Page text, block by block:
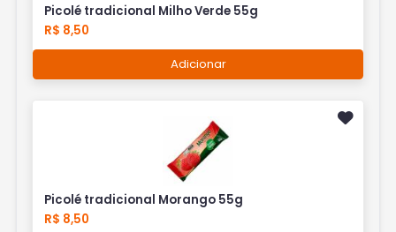
Picolé tradicional Milho Verde 55g
R$ 8,50
Adicionar
Picolé tradicional Morango 55g
R$ 8,50